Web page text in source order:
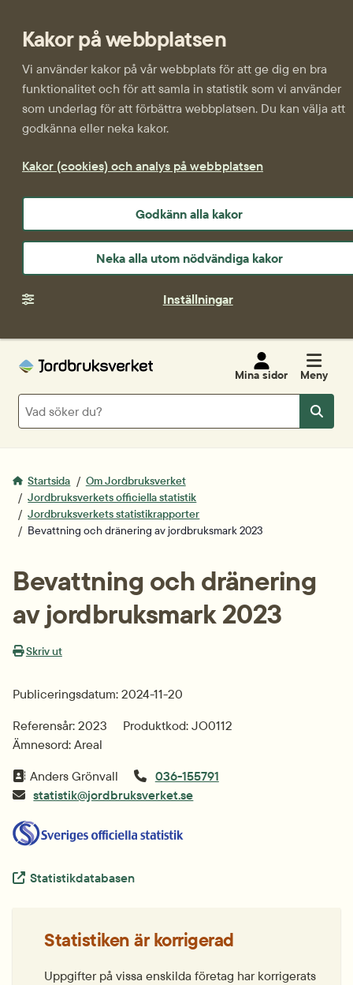
Kakor på webbplatsen
Vi använder kakor på vår webbplats för att ge dig en bra
funktionalitet och för att samla in statistik som vi använder
som underlag för att förbättra webbplatsen. Du kan välja att
godkänna eller neka kakor.
Kakor (cookies) och analys på webbplatsen
Godkänn alla kakor
Neka alla utom nödvändiga kakor
Inställningar
Mina sidor Meny
Sök
Sök
Startsida
Om Jordbruksverket
Jordbruksverkets officiella statistik
Jordbruksverkets statistikrapporter
Bevattning och dränering av jordbruksmark 2023
Bevattning och dränering
av jordbruksmark 2023
Skriv ut
Publiceringsdatum: 2024-11-20
Referensår: 2023
Produktkod: JO0112
Ämnesord: Areal
Anders Grönvall
036-155791
statistik@jordbruksverket.se
Extern länk.
Statistikdatabasen
Statistiken är korrigerad
Uppgifter på vissa enskilda företag har korrigerats